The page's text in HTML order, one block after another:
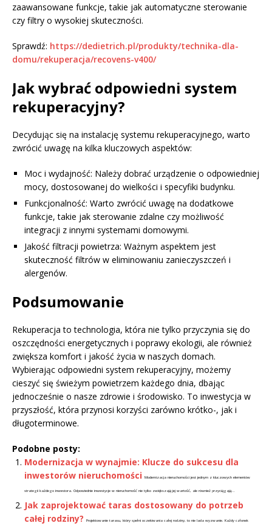
zaawansowane funkcje, takie jak automatyczne sterowanie
czy filtry o wysokiej skuteczności.
Sprawdź: https://dedietrich.pl/produkty/technika-dla-
domu/rekuperacja/recovens-v400/
Jak wybrać odpowiedni system
rekuperacyjny?
Decydując się na instalację systemu rekuperacyjnego, warto
zwrócić uwagę na kilka kluczowych aspektów:
Moc i wydajność: Należy dobrać urządzenie o odpowiedniej
mocy, dostosowanej do wielkości i specyfiki budynku.
Funkcjonalność: Warto zwrócić uwagę na dodatkowe
funkcje, takie jak sterowanie zdalne czy możliwość
integracji z innymi systemami domowymi.
Jakość filtracji powietrza: Ważnym aspektem jest
skuteczność filtrów w eliminowaniu zanieczyszczeń i
alergenów.
Podsumowanie
Rekuperacja to technologia, która nie tylko przyczynia się do
oszczędności energetycznych i poprawy ekologii, ale również
zwiększa komfort i jakość życia w naszych domach.
Wybierając odpowiedni system rekuperacyjny, możemy
cieszyć się świeżym powietrzem każdego dnia, dbając
jednocześnie o nasze zdrowie i środowisko. To inwestycja w
przyszłość, która przynosi korzyści zarówno krótko-, jak i
długoterminowe.
Podobne posty:
Modernizacja w wynajmie: Klucze do sukcesu dla
inwestorów nieruchomości
Modernizacja nieruchomości jest jednym z kluczowych elementów
strategii każdego inwestora. Odpowiednie inwestycje w nieruchomość nie tylko zwiększają jej wartość, ale również przyciągają...
Jak zaprojektować taras dostosowany do potrzeb
całej rodziny?
Projektowanie tarasu, który spełni oczekiwania całej rodziny, to nie lada wyzwanie. Każdy członek